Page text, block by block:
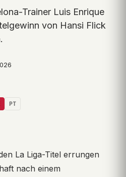
Trainer Luis Enrique
von Hansi Flick
PT
La Liga-Titel errungen
nach einem